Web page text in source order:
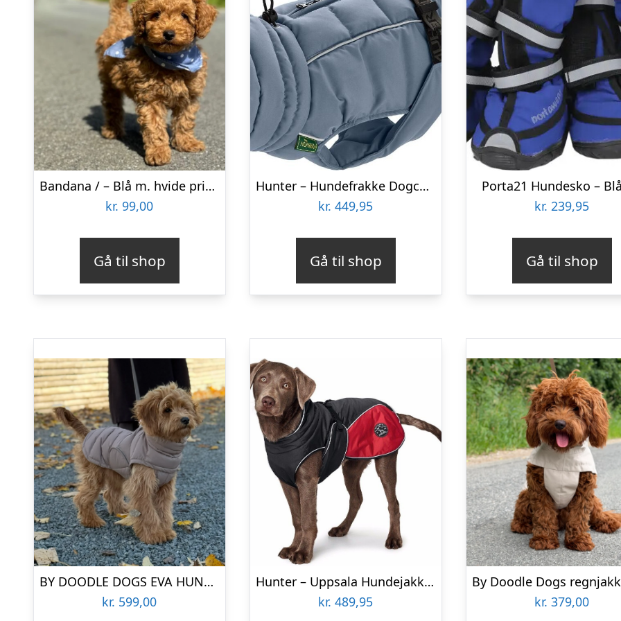
Bandana / – Blå m. hvide prikker
kr. 99,00
Gå til shop
Hunter – Hundefrakke Dogcoat Paxson 40, Blå
kr. 449,95
Gå til shop
Porta21 Hundesko –
kr. 239,95
Gå til shop
BY DOODLE DOGS EVA HUNDEJAKKE VINTER / Brun – 1
kr. 599,00
Hunter – Uppsala Hundejakke – Sort Rød – 45 Cm
kr. 489,95 kr. 379,00